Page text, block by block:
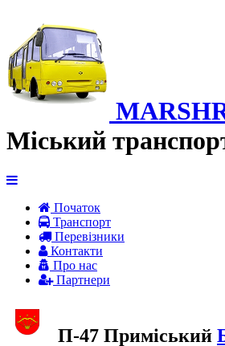
Міський
Початок
Транспорт
Перевiзники
Контакти
Про нас
Партнери
П-47 Приміський